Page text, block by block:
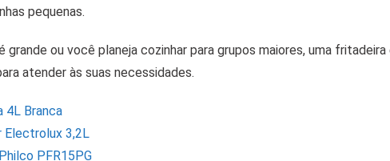
pequenas.
grande ou você planeja cozinhar para grupos maiores, uma
atender às suas necessidades.
4L Branca
Electrolux 3,2L
PFR15PG